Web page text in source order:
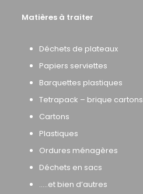
Matières à traiter
Déchets de plateaux
Papiers serviettes
Barquettes plastiques
Tetrapack – brique cartons
Cartons
Plastiques
Ordures ménagères
Déchets en sacs
…..et bien d’autres